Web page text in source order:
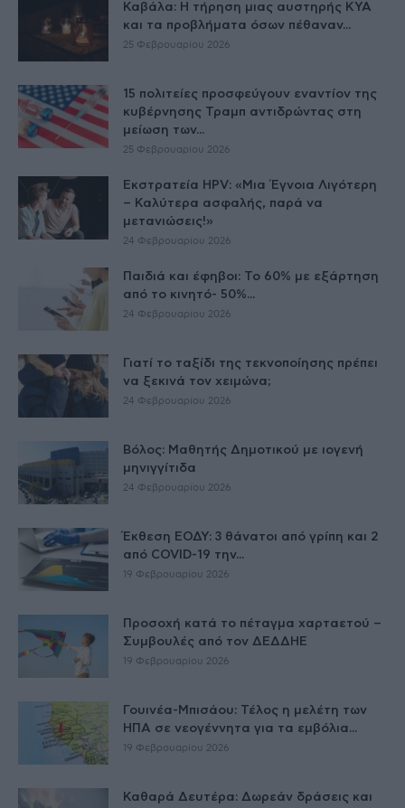
Καβάλα: Η τήρηση μιας αυστηρής ΚΥΑ
και τα προβλήματα όσων πέθαναν...
25 Φεβρουαρίου 2026
15 πολιτείες προσφεύγουν εναντίον της
κυβέρνησης Τραμπ αντιδρώντας στη
μείωση των...
25 Φεβρουαρίου 2026
Εκστρατεία HPV: «Μια Έγνοια Λιγότερη
– Καλύτερα ασφαλής, παρά να
μετανιώσεις!»
24 Φεβρουαρίου 2026
Παιδιά και έφηβοι: Το 60% με εξάρτηση
από το κινητό- 50%...
24 Φεβρουαρίου 2026
Γιατί το ταξίδι της τεκνοποίησης πρέπει
να ξεκινά τον χειμώνα;
24 Φεβρουαρίου 2026
Βόλος: Μαθητής Δημοτικού με ιογενή
μηνιγγίτιδα
24 Φεβρουαρίου 2026
Έκθεση ΕΟΔΥ: 3 θάνατοι από γρίπη και 2
από COVID-19 την...
19 Φεβρουαρίου 2026
Προσοχή κατά το πέταγμα χαρταετού –
Συμβουλές από τον ΔΕΔΔΗΕ
19 Φεβρουαρίου 2026
Γουινέα-Μπισάου: Τέλος η μελέτη των
ΗΠΑ σε νεογέννητα για τα εμβόλια...
19 Φεβρουαρίου 2026
Καθαρά Δευτέρα: Δωρεάν δράσεις και